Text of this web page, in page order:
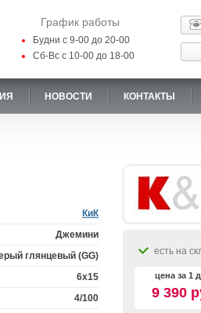
График работы
Будни с 9-00 до 20-00
Сб-Вс с 10-00 до 18-00
НОВОСТИ КОНТАКТЫ
есть на
цена за 1
9 390
КиК
Джемини
глянцевый (GG)
6x15
4/100